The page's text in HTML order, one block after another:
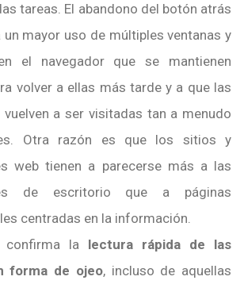
tareas. El abandono del botón atrás
un mayor uso de múltiples ventanas y
el navegador que se mantienen
volver a ellas más tarde y a que las
vuelven a ser visitadas tan a menudo
Otra razón es que los sitios y
web tienen a parecerse más a las
de escritorio que a páginas
centradas en la información.
confirma la lectura rápida de las
forma de ojeo, incluso de aquellas